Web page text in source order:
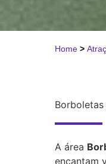
Home >
A área
encantam